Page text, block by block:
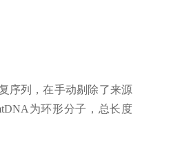
序列，在手动剔除了来源
为环形分子，总长度